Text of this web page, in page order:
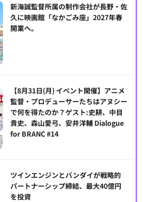
新海誠監督所属の制作会社が長野・佐
久に映画館「なかごみ座」2027年春
開業へ。
【8月31日(月) イベント開催】アニメ
監督・プロデューサーたちはアヌシー
で何を得たのか？ゲスト:史耕、中目
貴史、森山愛弓、安井洋輔 Dialogue
for BRANC #14
ツインエンジンとバンダイが戦略的
パートナーシップ締結、最大40億円
を投資